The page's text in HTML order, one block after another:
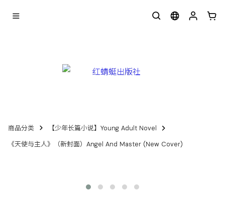
商品分类
【少年长篇小说】Young Adult Novel
《天使与主人》（新封面）Angel And Master (New Cover)